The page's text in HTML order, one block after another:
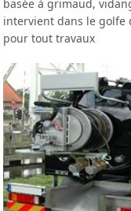
basée à grimaud,
intervient dans le golfe
pour tout travaux